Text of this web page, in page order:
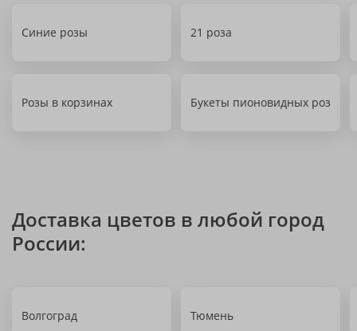
Синие розы 21 роза
Розы в корзинах Букеты пионовидных роз
Доставка цветов в любой город
России:
Волгоград Тюмень